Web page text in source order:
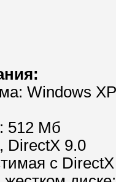
Windows
512 Mб
DirectX 9.0
с